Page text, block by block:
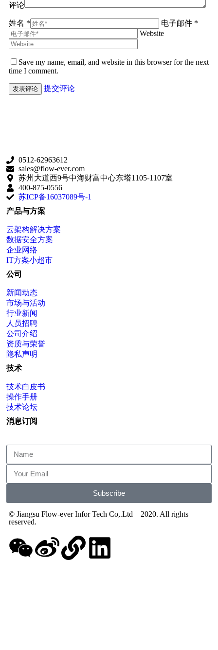
评论
姓名 *
电子邮件 *
Website
Save my name, email, and website in this browser for the next
time I comment.
提交评论
0512-62963612
sales@flow-ever.com
苏州大道西9号中海财富中心东塔1105-1107室
400-875-0556
苏ICP备16037089号-1
产品与方案
云架构解决方案
数据安全方案
企业网络
IT方案小超市
公司
新闻动态
市场与活动
行业新闻
人员招聘
公司介绍
资质与荣誉
隐私声明
技术
技术白皮书
操作手册
技术论坛
消息订阅
Subscribe
© Jiangsu Flow-ever Infor Tech Co,.Ltd – 2020. All rights
reserved.